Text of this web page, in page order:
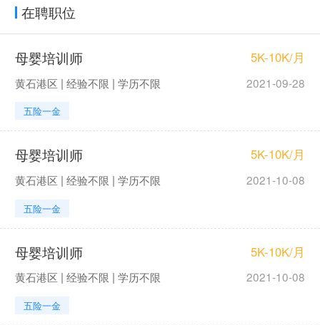
在聘职位
母婴培训师 5K-10K/月
黄石港区 | 经验不限 | 学历不限 2021-09-28
五险一金
母婴培训师 5K-10K/月
黄石港区 | 经验不限 | 学历不限 2021-10-08
五险一金
母婴培训师 5K-10K/月
黄石港区 | 经验不限 | 学历不限 2021-10-08
五险一金